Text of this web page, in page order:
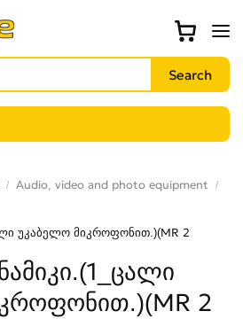
Audio, video and photo equipment
უკაბელო მიკროფონით.)(MR 2
2